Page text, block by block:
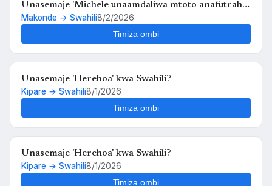
Unasemaje 'Michele unaamdaliwa mtoto anafutrahia'
kwa Swahili?
Makonde → Swahili8/2/2026
Timiza ombi
Unasemaje 'Herehoa' kwa Swahili?
Kipare → Swahili8/1/2026
Timiza ombi
Unasemaje 'Herehoa' kwa Swahili?
Kipare → Swahili8/1/2026
Timiza ombi